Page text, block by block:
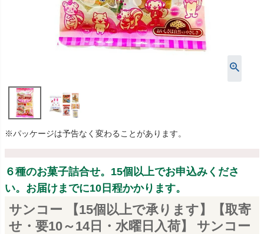
※パッケージは予告なく変わることがあります。
６種のお菓子詰合せ。15個以上でお申込みくださ
い。お届けまでに10日程かかります。
サンコー 【15個以上で承ります】【取寄
せ・要10～14日・水曜日入荷】 サンコー